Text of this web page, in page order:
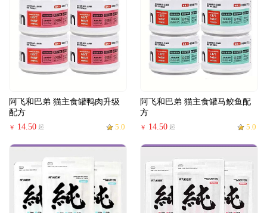
阿飞和巴弟 猫主食罐鸭肉升级
配方
￥ 14.50 起 5.0
阿飞和巴弟 猫主食罐马鲛鱼配
方
￥ 14.50 起 5.0